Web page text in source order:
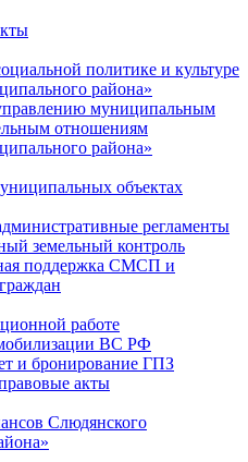
политике и культуре
района»
муниципальным
отношениям
района»
объектах
регламенты
земельный контроль
поддержка СМСП и
работе
ВС РФ
и бронирование ГПЗ
акты
Слюдянского